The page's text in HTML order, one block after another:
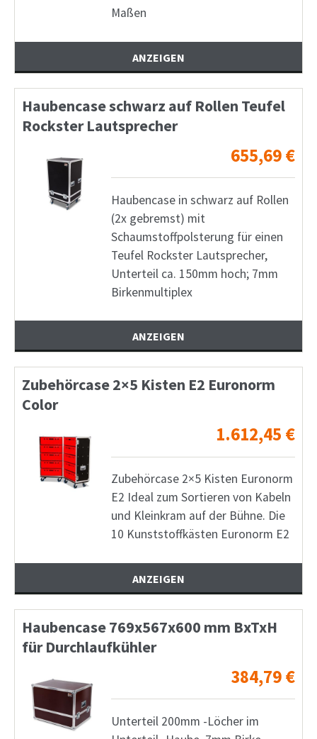
Maßen
ANZEIGEN
Haubencase schwarz auf Rollen Teufel
Rockster Lautsprecher
655,69€
Haubencase in schwarz auf Rollen
(2x gebremst) mit
Schaumstoffpolsterung für einen
Teufel Rockster Lautsprecher,
Unterteil ca. 150mm hoch; 7mm
Birkenmultiplex
ANZEIGEN
Zubehörcase 2×5 Kisten E2 Euronorm
Color
1.612,45 €
Zubehörcase 2×5 Kisten Euronorm
E2 Ideal zum Sortieren von Kabeln
und Kleinkram auf der Bühne. Die
10 Kunststoffkästen Euronorm E2
ANZEIGEN
Haubencase 769x567x600 mm BxTxH
für Durchlaufkühler
384,79€
Unterteil 200mm -Löcher im